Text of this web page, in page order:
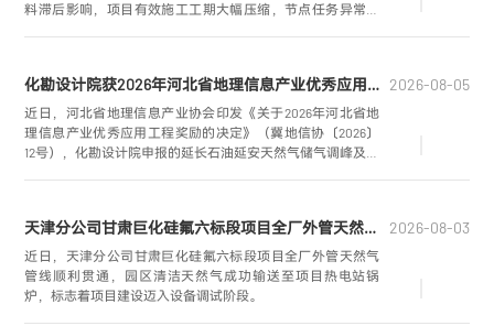
料滞后影响，项目有效施工工期大幅压缩，节点任务异常艰
结号，以超常规举措抢工期、赶进度、保履约，圆满完成阶
段性攻坚任务，为项目投料试车筑牢坚实基础。
化勘设计院获2026年河北省地理信息产业优秀应用工程银奖 2026-08-05
近日，河北省地理信息产业协会印发《关于2026年河北省地
理信息产业优秀应用工程奖励的决定》（冀地信协〔2026〕
12号），化勘设计院申报的延长石油延安天然气储气调峰及配
天津分公司甘肃巨化硅氟六标段项目全厂外管天然气管线顺利贯通 2026-08-03
近日，天津分公司甘肃巨化硅氟六标段项目全厂外管天然气
管线顺利贯通，园区清洁天然气成功输送至项目热电站锅
炉，标志着项目建设迈入设备调试阶段。